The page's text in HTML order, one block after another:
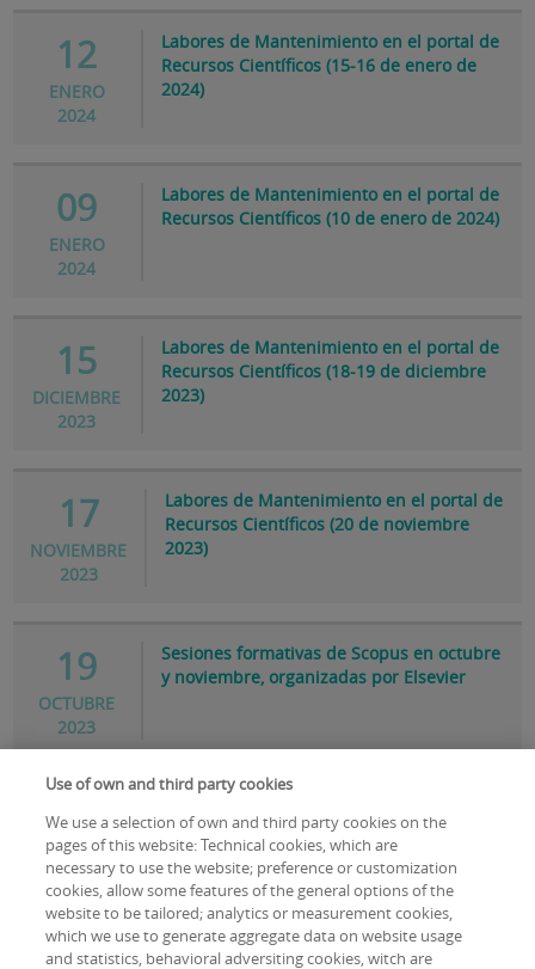
12
ENERO
2024
Labores de Mantenimiento en el portal de
Recursos Científicos (15-16 de enero de
2024)
09
ENERO
2024
Labores de Mantenimiento en el portal de
Recursos Científicos (10 de enero de 2024)
15
DICIEMBRE
2023
Labores de Mantenimiento en el portal de
Recursos Científicos (18-19 de diciembre
2023)
17
NOVIEMBRE
2023
Labores de Mantenimiento en el portal de
Recursos Científicos (20 de noviembre
2023)
19
OCTUBRE
2023
Sesiones formativas de Scopus en octubre
y noviembre, organizadas por Elsevier
03
OCTUBRE
2023
octubre de 2023)
PAGINACIÓN 4 …
Use of own and third party cookies
We use a selection of own and third party cookies on the
pages of this website: Technical cookies, which are
necessary to use the website; preference or customization
cookies, allow some features of the general options of the
website to be tailored; analytics or measurement cookies,
which we use to generate aggregate data on website usage
and statistics, behavioral adversiting cookies, witch are